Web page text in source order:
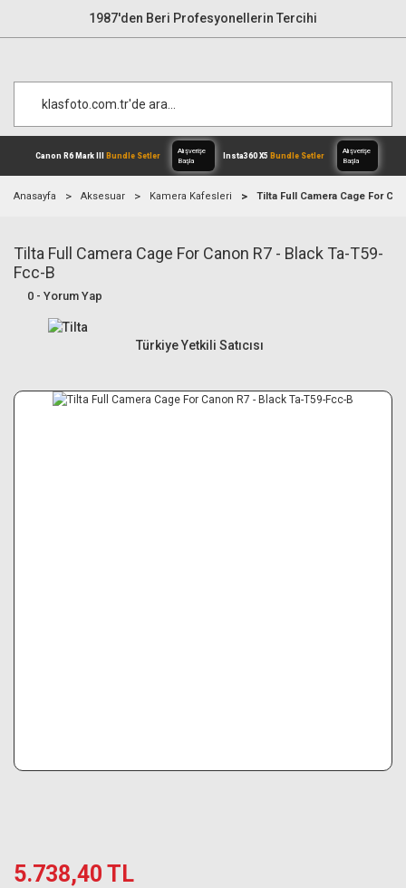
1987'den Beri Profesyonellerin Tercihi
Canon R6 Mark III Bundle Setler
Alışverişe
Anasayfa Aksesuar Kamera Kafesleri Tilta Full Camera Cage For
Tilta Full Camera Cage For Canon R7 - Black Ta-T59-
Fcc-B
0 - Yorum Yap
Türkiye Yetkili Satıcısı
5.738,40 TL